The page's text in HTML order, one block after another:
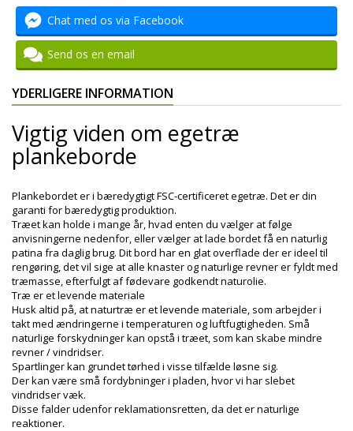
Chat med os via Facebook
Send os en email
YDERLIGERE INFORMATION
Vigtig viden om egetræ
plankeborde
Plankebordet er i bæredygtigt FSC-certificeret egetræ. Det er din
garanti for bæredygtig produktion.
Træet kan holde i mange år, hvad enten du vælger at følge
anvisningerne nedenfor, eller vælger at lade bordet få en naturlig
patina fra daglig brug. Dit bord har en glat overflade der er ideel til
rengøring, det vil sige at alle knaster og naturlige revner er fyldt med
træmasse, efterfulgt af fødevare godkendt naturolie.
Træ er et levende materiale
Husk altid på, at naturtræ er et levende materiale, som arbejder i
takt med ændringerne i temperaturen og luftfugtigheden. Små
naturlige forskydninger kan opstå i træet, som kan skabe mindre
revner / vindridser.
Spartlinger kan grundet tørhed i visse tilfælde løsne sig.
Der kan være små fordybninger i pladen, hvor vi har slebet
vindridser væk.
Disse falder udenfor reklamationsretten, da det er naturlige
reaktioner.